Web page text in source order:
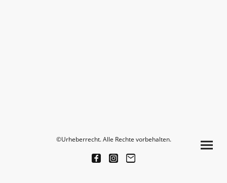
©Urheberrecht. Alle Rechte vorbehalten.